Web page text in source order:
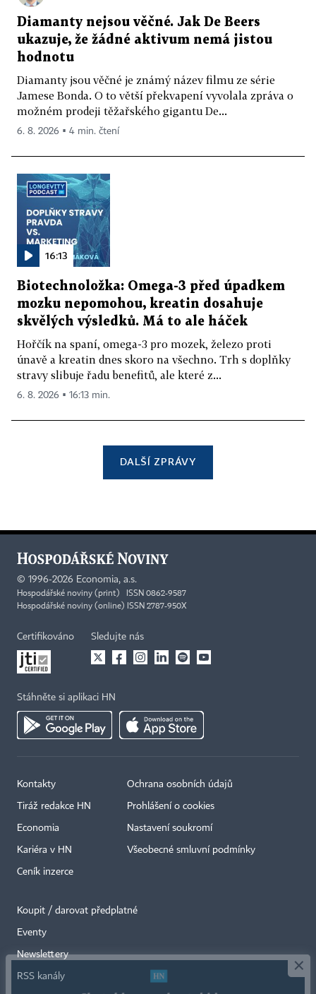
Diamanty nejsou věčné. Jak De Beers
ukazuje, že žádné aktivum nemá jistou
hodnotu
Diamanty jsou věčné je známý název filmu ze série
Jamese Bonda. O to větší překvapení vyvolala zpráva o
možném prodeji těžařského gigantu De...
6. 8. 2026 ▪ 4 min. čtení
16:13
Biotechnoložka: Omega-3 před úpadkem
mozku nepomohou, kreatin dosahuje
skvělých výsledků. Má to ale háček
Hořčík na spaní, omega-3 pro mozek, železo proti
únavě a kreatin dnes skoro na všechno. Trh s doplňky
stravy slibuje řadu benefitů, ale které z...
6. 8. 2026 ▪ 16:13 min.
DALŠÍ ZPRÁVY
© 1996-2026 Economia, a.s.
Hospodářské noviny (print) ISSN 0862-9587
Hospodářské noviny (online) ISSN 2787-950X
Certifikováno Sledujte nás
Stáhněte si aplikaci HN
Kontakty
Tiráž redakce HN
Economia
Kariéra v HN
Ceník inzerce
Ochrana osobních údajů
Prohlášení o cookies
Nastavení soukromí
Všeobecné smluvní podmínky
Koupit / darovat předplatné
Eventy
Newslettery
RSS kanály